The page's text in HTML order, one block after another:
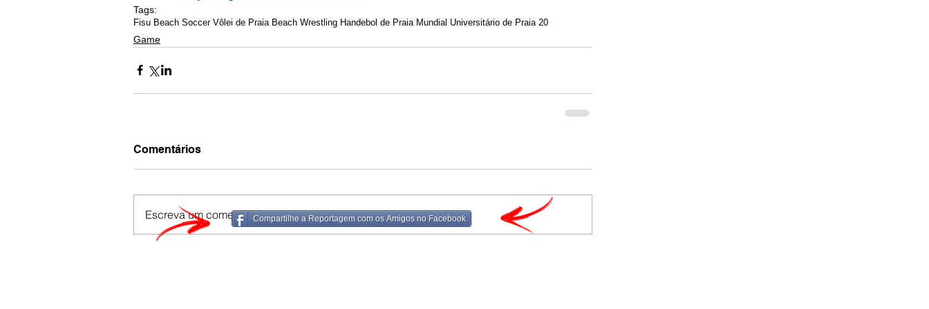
Tags:
Fisu Beach Soccer Vôlei de Praia Beach Wrestling Handebol de Praia Mundial Universitário de Praia 20
Game
Comentários
Escreva um comentárioCompartilhe a Reportagem com os Amigos no Facebook